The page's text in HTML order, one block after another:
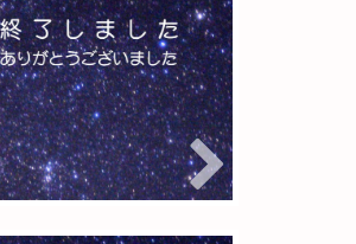
ねらえ！2
者募集中
年6月15日
ガールの観測会